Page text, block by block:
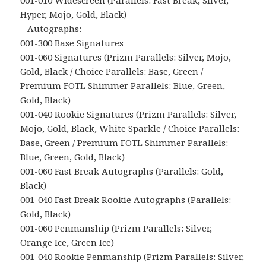
Hyper, Mojo, Gold, Black)
– Autographs:
001-300 Base Signatures
001-060 Signatures (Prizm Parallels: Silver, Mojo,
Gold, Black / Choice Parallels: Base, Green /
Premium FOTL Shimmer Parallels: Blue, Green,
Gold, Black)
001-040 Rookie Signatures (Prizm Parallels: Silver,
Mojo, Gold, Black, White Sparkle / Choice Parallels:
Base, Green / Premium FOTL Shimmer Parallels:
Blue, Green, Gold, Black)
001-060 Fast Break Autographs (Parallels: Gold,
Black)
001-040 Fast Break Rookie Autographs (Parallels:
Gold, Black)
001-060 Penmanship (Prizm Parallels: Silver,
Orange Ice, Green Ice)
001-040 Rookie Penmanship (Prizm Parallels: Silver,